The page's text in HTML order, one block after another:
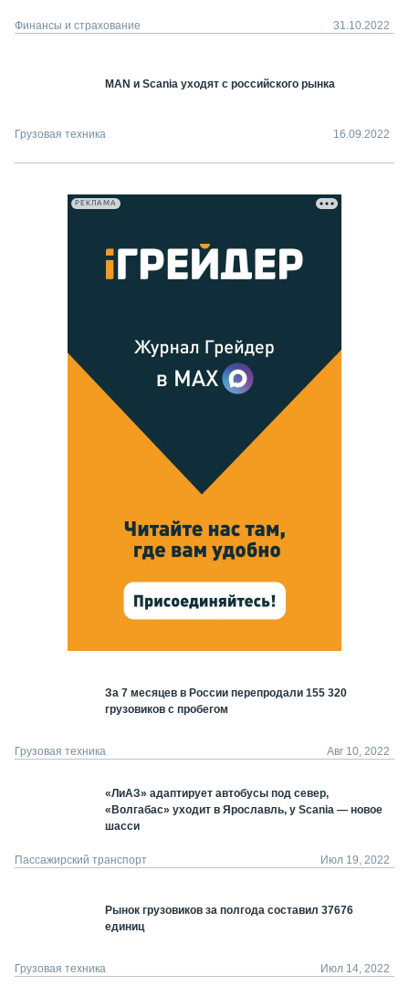
Финансы и страхование 31.10.2022
MAN и Scania уходят с российского рынка
Грузовая техника 16.09.2022
РЕКЛАМА
За 7 месяцев в России перепродали 155 320
грузовиков с пробегом
Грузовая техника Авг 10, 2022
«ЛиАЗ» адаптирует автобусы под север,
«Волгабас» уходит в Ярославль, у Scania — новое
шасси
Пассажирский транспорт Июл 19, 2022
Рынок грузовиков за полгода составил 37676
единиц
Грузовая техника Июл 14, 2022